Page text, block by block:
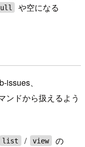
や空になる
、
ンドから扱えるよう
list / view
の